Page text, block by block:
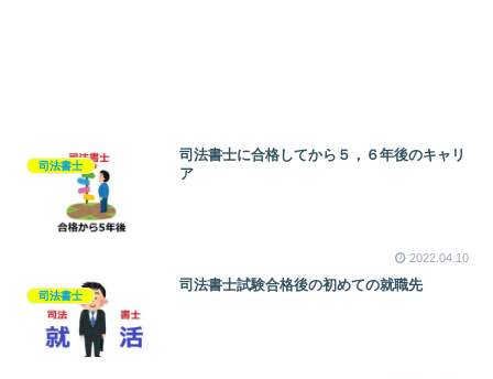
司法書士
司法書士に合格してから５，６年後のキャリ
ア
2022.04.10
司法書士
司法書士試験合格後の初めての就職先